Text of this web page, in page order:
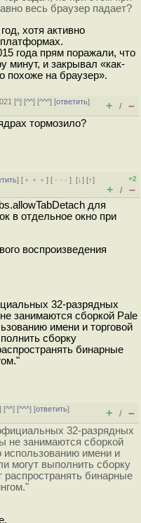
весь браузер падает?
хотя активно
года прям поражали, что
минут, и закрывал «как-
похоже на браузер».
[^] [^^] [^^^] [ответить]
+ / –
тормозило?
] [ ﹢﹢﹢] [ · · ·][↓] [↑]
+2
+ / –
для
в отдельное окно при
воспроизведения
32-разрядных
занимаются сборкой Pale
имени и торговой
сборку
бинарные
] [^^] [^^^] [ответить]
+ / –
32-разрядных
не занимаются сборкой
использованию имени и
могут выполнить сборку
бинарные